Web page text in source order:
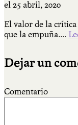
el 25 abril, 2020
El valor de la
que la empuña....
Dejar un
Comentario